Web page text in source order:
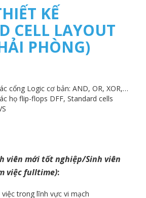
KẾ
CELL LAYOUT
PHÒNG)
cổng Logic cơ bản: AND, OR, XOR,…
họ flip-flops DFF, Standard cells
viên mới tốt nghiệp/Sinh viên
việc fulltime):
trong lĩnh vực vi mạch